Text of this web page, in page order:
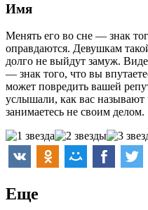
Имя
Менять его во сне — знак
оправдаются. Девушкам
долго не выйдут замуж.
— знак того, что вы
может повредить вашей
услышали, как вас
занимаетесь не своим делом.
Еще